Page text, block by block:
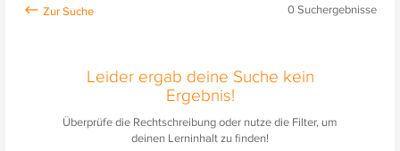
0Suchergebnisse
Leider ergab deine Suche kein
Ergebnis!
Überprüfe die Rechtschreibung oder nutze die Filter, um
deinen Lerninhalt zu finden!